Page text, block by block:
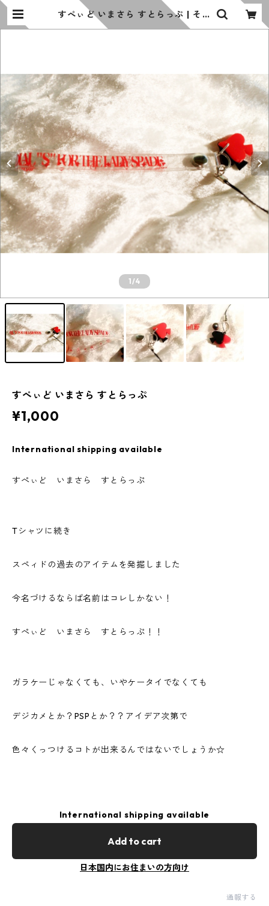
すぺぃど いまさら すとらっぷ | その
名はスペィド の お店
1/4
すぺぃど いまさら すとらっぷ
¥1,000
International shipping available
すぺぃど いまさら すとらっぷ
Tシャツに続き
スペィドの過去のアイテムを発掘しました
今名づけるならば名前はコレしかない！
すぺぃど いまさら すとらっぷ！！
ガラケーじゃなくても、いやケータイでなくても
デジカメとか？PSPとか？？アイデア次第で
色々くっつけるコトが出来るんではないでしょうか☆
International shipping available
Add to cart
日本国内にお住まいの方向け
通報する